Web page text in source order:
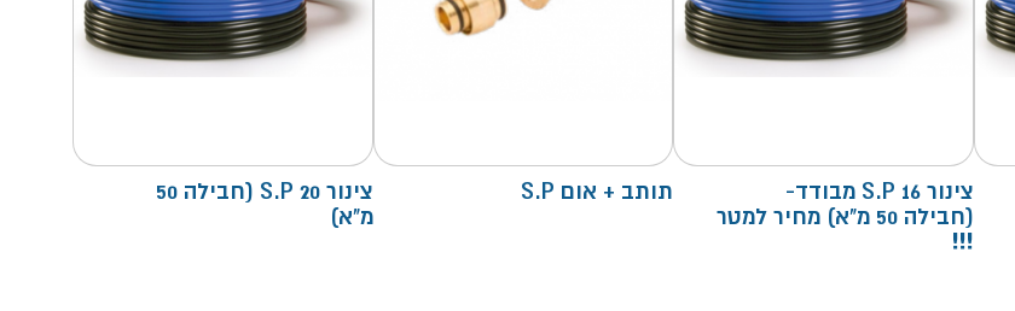
צינור S.P 16 מבודד-
(חבילה 50 מ"א) מחיר למטר
!!!
תותב + אום S.P
צינור S.P 20 (חבילה 50
מ"א)